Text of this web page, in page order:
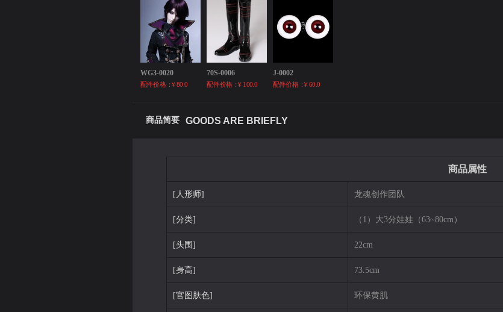
WG3-0020
配件价格：￥80.0
70S-0006
配件价格：￥100.0
J-0002
配件价格：￥60.0
商品简要 GOODS ARE BRIEFLY
商品属性
[人形师] 龙魂创作团队
[分类] （1）大3分娃娃（63~80cm）
[头围] 22cm
[身高] 73.5cm
[官图肤色] 环保黄肌